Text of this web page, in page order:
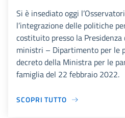
Si è insediato oggi
l’integrazione delle politiche
costituito presso la Presidenza
ministri – Dipartimento per le
decreto della Ministra per le
famiglia del 22 febbraio 2022.
SCOPRI TUTTO